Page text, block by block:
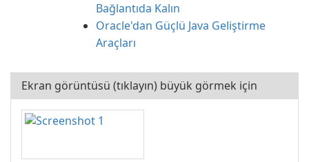
Bağlantıda Kalın
Oracle'dan Güçlü Java Geliştirme
Araçları
Ekran görüntüsü (tıklayın) büyük görmek için